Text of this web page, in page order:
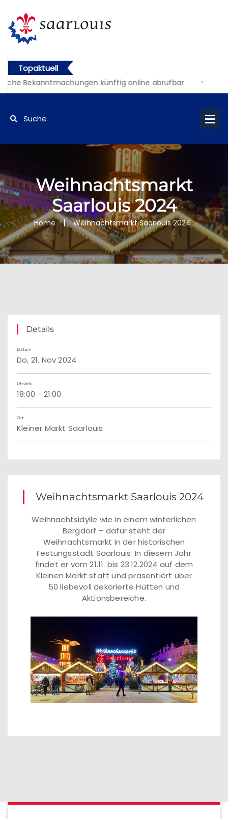
Topaktuell
Bekanntmachungen künftig online abrufbar
Weihnachtsmarkt
Saarlouis 2024
Home Weihnachtsmarkt Saarlouis 2024
Details
Datum
Do, 21. Nov 2024
Uhrzeit:
18:00 - 21:00
Ort:
Kleiner Markt Saarlouis
Weihnachtsmarkt Saarlouis 2024
Weihnachtsidylle wie in einem winterlichen
Bergdorf – dafür steht der
Weihnachtsmarkt in der historischen
Festungsstadt Saarlouis. In diesem Jahr
findet er vom 21.11. bis 23.12.2024 auf dem
Kleinen Markt statt und präsentiert über
50 liebevoll dekorierte Hütten und
Aktionsbereiche.